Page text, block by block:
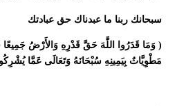
سبحانك ربنا ما عبدناك حق عبادتك
( وَمَا قَدَرُوا اللَّهَ حَقَّ قَدْرِهِ وَالأَرْضُ جَمِيعًا
مَطْوِيَّاتٌ بِيَمِينِهِ سُبْحَانَهُ وَتَعَالَى عَمَّا